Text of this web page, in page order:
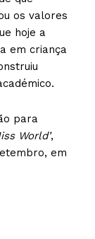
os valores
hoje a
em criança
para
World’,
em